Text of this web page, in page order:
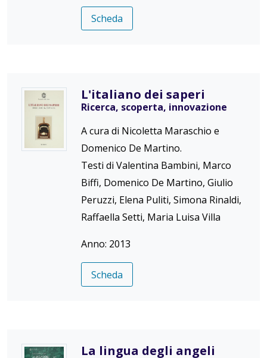
Scheda
L'italiano dei saperi
Ricerca, scoperta, innovazione
A cura di Nicoletta Maraschio e
Domenico De Martino.
Testi di Valentina Bambini, Marco
Biffi, Domenico De Martino, Giulio
Peruzzi, Elena Puliti, Simona Rinaldi,
Raffaella Setti, Maria Luisa Villa
Anno: 2013
Scheda
La lingua degli angeli